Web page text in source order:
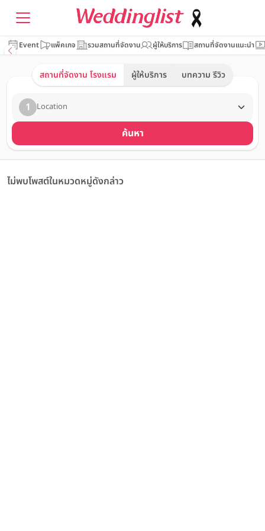
Event แพ็คเกจ รวมสถานที่จัดงาน ผู้ให้บริการ สถานที่จัดงานแนะนำ
สถานที่จัดงาน โรงแรม ผู้ให้บริการ บทความ รีวิว
1 Location
ค้นหา
ไม่พบโพสต์ในหมวดหมู่ดังกล่าว